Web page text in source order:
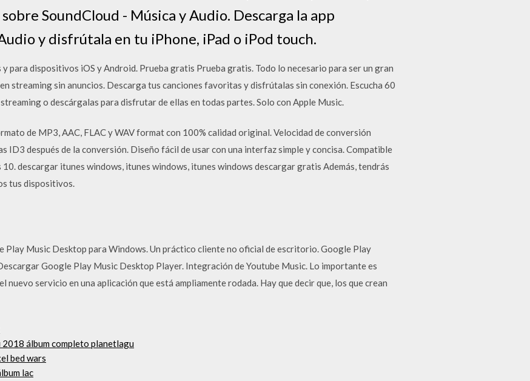
SoundCloud - Música y Audio. Descarga la app
y disfrútala en tu iPhone, iPad o iPod touch.
para dispositivos iOS y Android. Prueba gratis Prueba gratis. Todo lo necesario para ser un gran
streaming sin anuncios. Descarga tus canciones favoritas y disfrútalas sin conexión. Escucha 60
o descárgalas para disfrutar de ellas en todas partes. Solo con Apple Music.
de MP3, AAC, FLAC y WAV format con 100% calidad original. Velocidad de conversión
ID3 después de la conversión. Diseño fácil de usar con una interfaz simple y concisa. Compatible
descargar itunes windows, itunes windows, itunes windows descargar gratis Además, tendrás
tus dispositivos.
Play Music Desktop para Windows. Un práctico cliente no oficial de escritorio. Google Play
Google Play Music Desktop Player. Integración de Youtube Music. Lo importante es
servicio en una aplicación que está ampliamente rodada. Hay que decir que, los que crean
álbum completo planetlagu
bed wars
lac